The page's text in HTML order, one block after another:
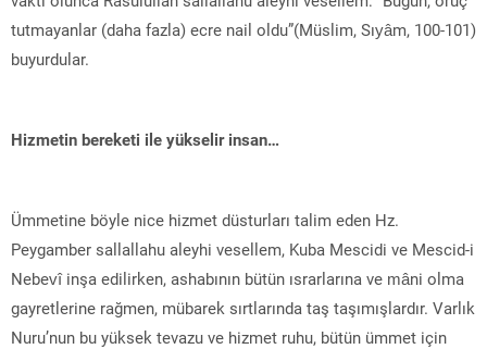
tutmayanlar (daha fazla) ecre nail oldu”(Müslim, Sıyâm, 100-101)
buyurdular.
Hizmetin bereketi ile yükselir insan…
Ümmetine böyle nice hizmet düsturları talim eden Hz.
Peygamber sallallahu aleyhi vesellem, Kuba Mescidi ve Mescid-i
Nebevî inşa edilirken, ashabının bütün ısrarlarına ve mâni olma
gayretlerine rağmen, mübarek sırtlarında taş taşımışlardır. Varlık
Nuru’nun bu yüksek tevazu ve hizmet ruhu, bütün ümmet için